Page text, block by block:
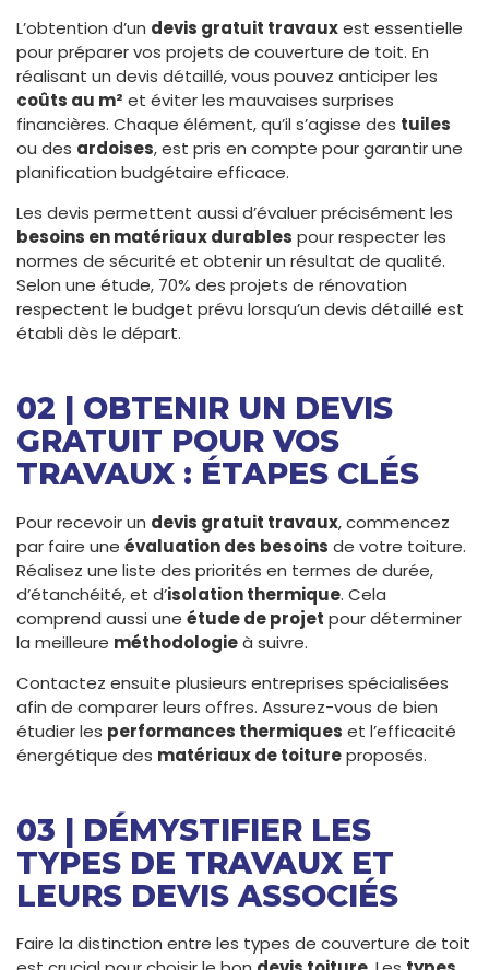
L’obtention d’un devis gratuit travauxest essentielle
pour préparer vos projets de couverture de toit. En
réalisant un devis détaillé, vous pouvez anticiper les
coûts au m² et éviter les mauvaises surprises
financières. Chaque élément, qu’il s’agisse des tuiles
ou des ardoises, est pris en compte pour garantir une
planification budgétaire efficace.
Les devis permettent aussi d’évaluer précisément les
besoins en matériaux durables pour respecter les
normes de sécurité et obtenir un résultat de qualité.
Selon une étude, 70% des projets de rénovation
respectent le budget prévu lorsqu’un devis détaillé est
établi dès le départ.
02 | OBTENIR UN DEVIS
GRATUIT POUR VOS
TRAVAUX : ÉTAPES CLÉS
Pour recevoir un devis gratuit travaux, commencez
par faire une évaluation des besoins de votre toiture.
Réalisez une liste des priorités en termes de durée,
d’étanchéité, et d’isolation thermique. Cela
comprend aussi une étude de projet pour déterminer
la meilleure méthodologieà suivre.
Contactez ensuite plusieurs entreprises spécialisées
afin de comparer leurs offres. Assurez-vous de bien
étudier les performances thermiques et l’efficacité
énergétique des matériaux de toitureproposés.
03 | DÉMYSTIFIER LES
TYPES DE TRAVAUX ET
LEURS DEVIS ASSOCIÉS
Faire la distinction entre les types de couverture de toit